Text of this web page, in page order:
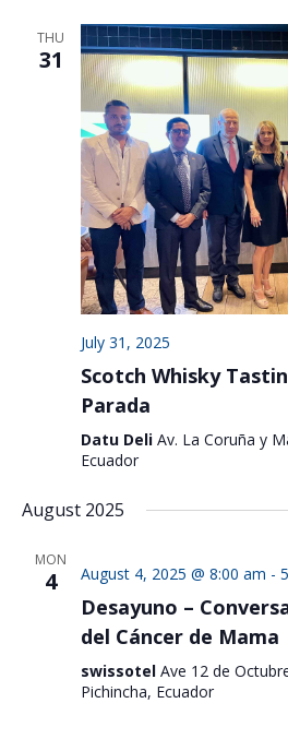
THU
31
July 31, 2025
Scotch Whisky
Parada
Datu Deli Av. La Coruña y
Ecuador
August 2025
MON
4 August 4, 2025 @ 8:00 am -
Desayuno –
del Cáncer de Mama
swissotel Ave 12 de
Pichincha, Ecuador